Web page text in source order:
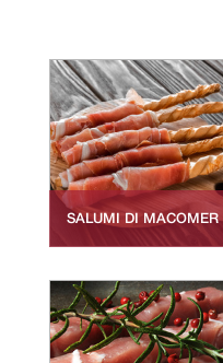
SALUMI DI MACOMER